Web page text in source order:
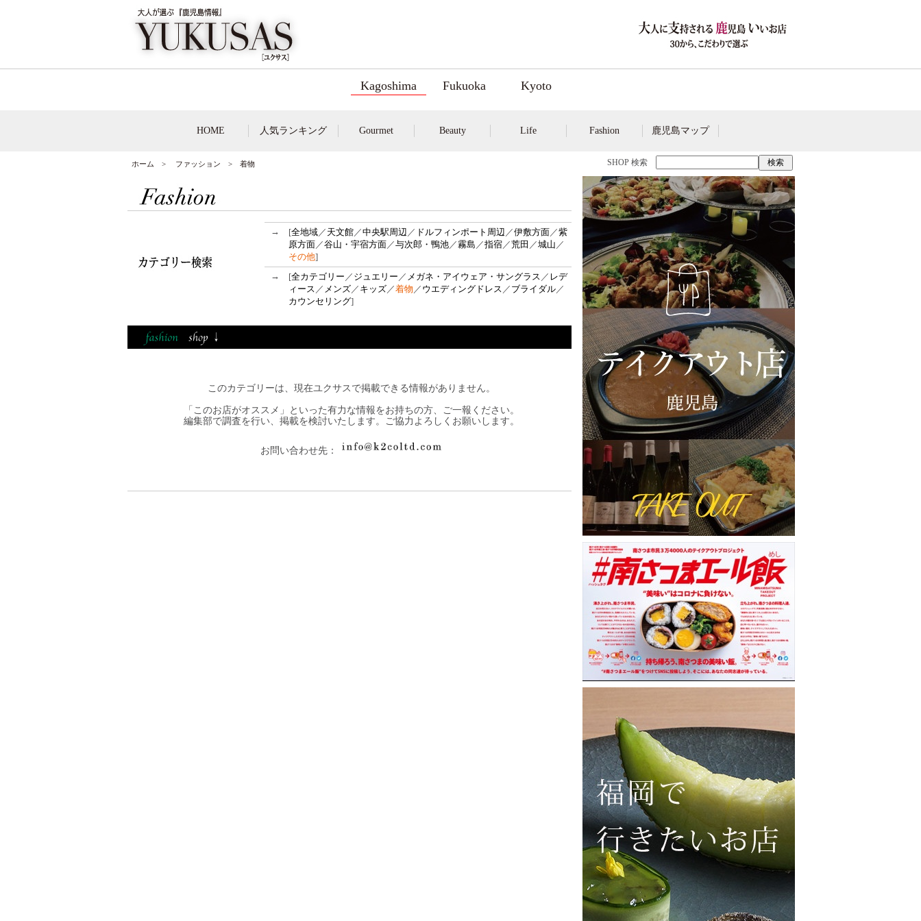
Kagoshima Fukuoka Kyoto
HOME 人気ランキング Gourmet Beauty Life Fashion 鹿児島マップ
ホーム > ファッション > 着物 SHOP 検索
→ [全地域／ 天文館／中央駅周辺 ／ ドルフィンポート周辺 ／伊敷方面／紫
原方面／谷山・宇宿方面／与次郎・鴨池／霧島 ／指宿／荒田 ／城山 ／
その他]
→
[全カテゴリー ／ ジュエリー ／ メガネ・アイウェア・サングラス ／ レデ
ィース ／ メンズ／ キッズ／着物 ／ ウエディングドレス ／ ブライダル／
カウンセリング]
このカテゴリーは、現在ユクサスで掲載できる情報がありません。
「このお店がオススメ」といった有力な情報をお持ちの方、ご一報ください。
編集部で調査を行い、掲載を検討いたします。ご協力よろしくお願いします。
お問い合わせ先：